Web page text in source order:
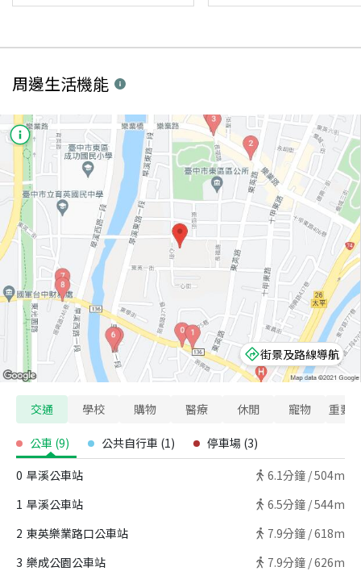
周邊生活機能
街景及路線導航
交通 學校 購物 醫療 休閒 寵物 重要
公車 (9) 公共自行車 (1) 停車場 (3)
0 旱溪公車站 6.1分鐘 /504m
1 旱溪公車站 6.5分鐘 /544m
2 東英樂業路口公車站 7.9分鐘 /618m
3 樂成公園公車站 7.9分鐘 /626m